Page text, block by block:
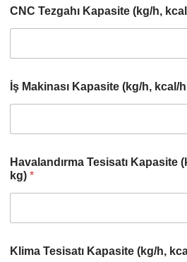
CNC Tezgahı Kapasite (kg/h,
İş Makinası Kapasite (kg/h, kcal/
Havalandırma Tesisatı Kapasite
kg) *
Klima Tesisatı Kapasite (kg/h,